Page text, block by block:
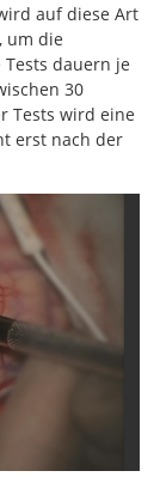
auf diese Art
um die
a meta-
of
of low
two series
awake
Low Grade
mapping-
survival.
Tests dauern je
30
Tests wird eine
erst nach der
Suche